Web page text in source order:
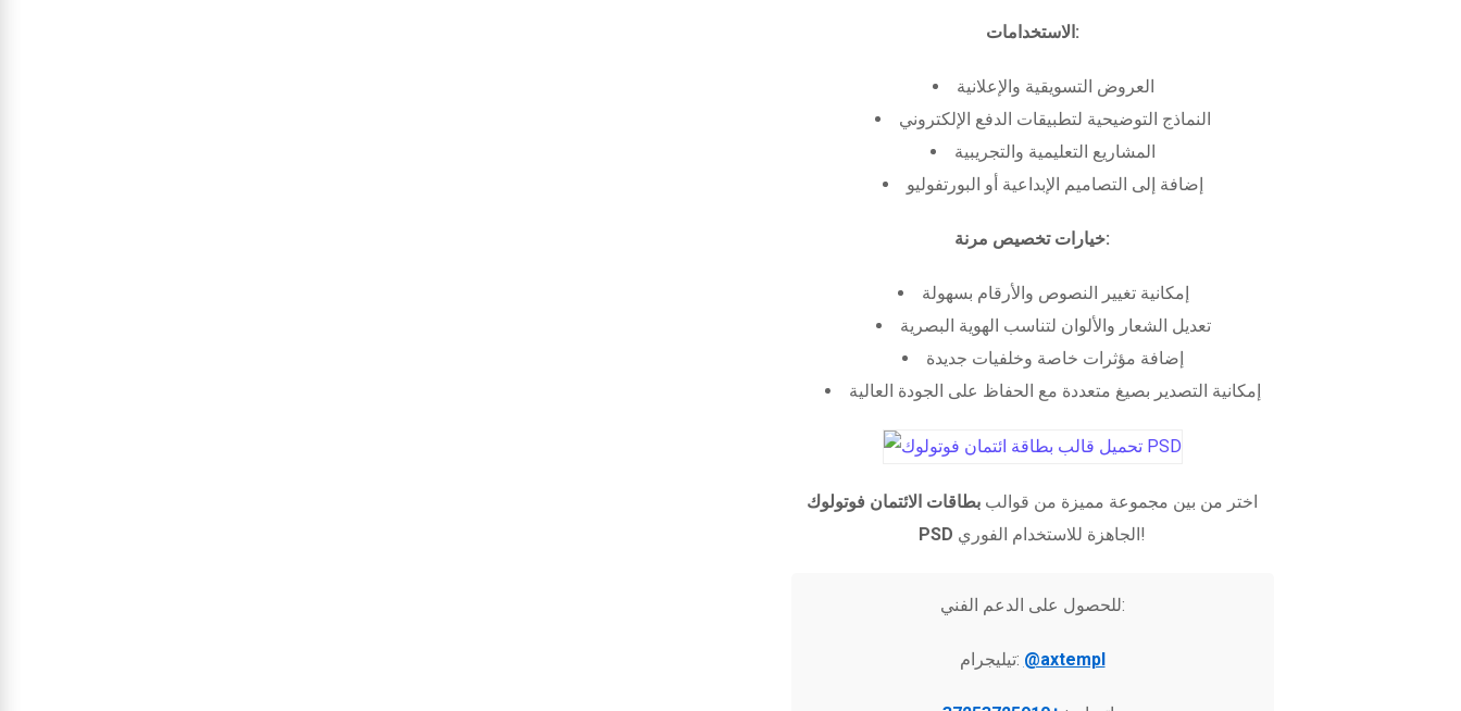
الاستخدامات:
العروض التسويقية والإعلانية
النماذج التوضيحية لتطبيقات الدفع الإلكتروني
المشاريع التعليمية والتجريبية
إضافة إلى التصاميم الإبداعية أو البورتفوليو
خيارات تخصيص مرنة:
إمكانية تغيير النصوص والأرقام بسهولة
تعديل الشعار والألوان لتناسب الهوية البصرية
إضافة مؤثرات خاصة وخلفيات جديدة
إمكانية التصدير بصيغ متعددة مع الحفاظ على الجودة العالية
اختر من بين مجموعة مميزة من قوالب بطاقات الائتمان فوتولوك
PSD
الجاهزة للاستخدام الفوري!
للحصول على الدعم الفني:
تيليجرام: @axtempl